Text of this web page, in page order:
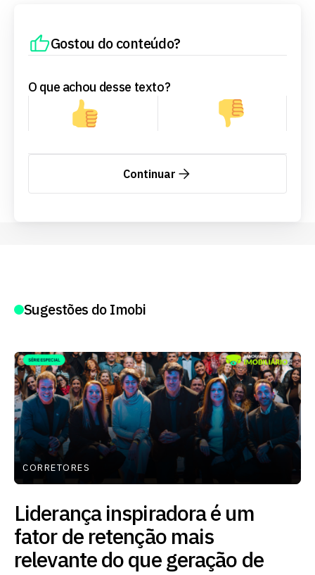
Gostou do conteúdo?
O que achou desse texto?
Continuar
Sugestões do Imobi
CORRETORES
Liderança inspiradora é um
fator de retenção mais
relevante do que geração de